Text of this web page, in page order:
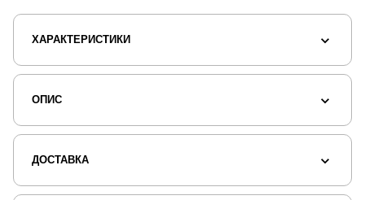
ХАРАКТЕРИСТИКИ
ОПИС
ДОСТАВКА